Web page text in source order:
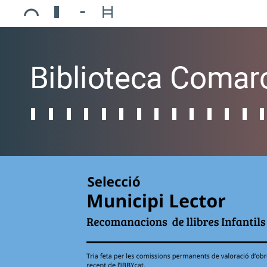
Ajuntament de Mollerussa
Biblioteca Comarcal Jaume Vila
Piscines de Mollerussa